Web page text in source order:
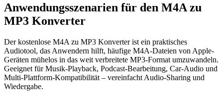
Anwendungsszenarien für den M4A zu
MP3 Konverter
Der kostenlose M4A zu MP3 Konverter ist ein praktisches
Audiotool, das Anwendern hilft, häufige M4A-Dateien von Apple-
Geräten mühelos in das weit verbreitete MP3-Format umzuwandeln.
Geeignet für Musik-Playback, Podcast-Bearbeitung, Car-Audio und
Multi-Plattform-Kompatibilität – vereinfacht Audio-Sharing und
Wiedergabe.